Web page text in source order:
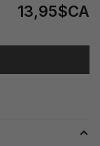
13,95$CA